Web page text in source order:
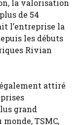
la valorisation
de 54
l’entreprise la
les débuts
Rivian
attiré
grand
TSMC,